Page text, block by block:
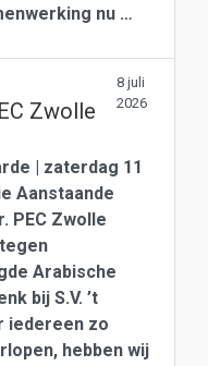
nu …
Zwolle
8 juli
2026
| zaterdag 11
Aanstaande
PEC Zwolle
Arabische
bij S.V. ’t
iedereen zo
hebben wij